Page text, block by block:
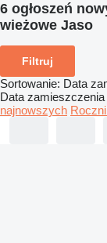
6 ogłoszeń
wieżowe Jaso
Filtruj
Sortowanie: Data
Data zamieszczenia
najnowszych